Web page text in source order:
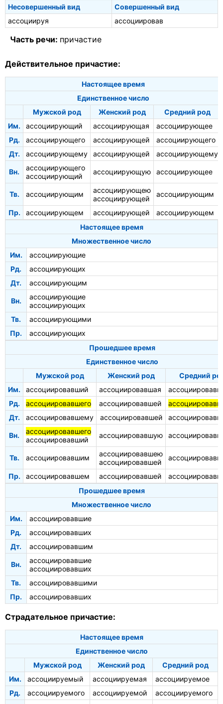
Несовершенный вид
Совершенный вид
ассоциируя
ассоциировав
Часть речи: причастие
Действительное причастие:
Настоящее время
Единственное число
Мужской род
Женский род
Средний род
Им.
ассоциирующий ассоциирующая
ассоциирующее
Рд.
ассоциирующего ассоциирующей
ассоциирующего
Дт.
ассоциирующему ассоциирующей ассоциирующему
Вн.
ассоциирующего
ассоциирующий
ассоциирующую ассоциирующее
Тв. ассоциирующим
ассоциирующею
ассоциирующей
ассоциирующим
Пр. ассоциирующем ассоциирующей
ассоциирующем
Настоящее время
Множественное число
Им.
ассоциирующие
Рд.
ассоциирующих
Дт.
ассоциирующим
Вн.
ассоциирующие
ассоциирующих
Тв.
ассоциирующими
Пр.
ассоциирующих
Прошедшее время
Единственное число
Мужской род
Женский род
Средний
Им.
ассоциировавший ассоциировавшая
Рд.
ассоциировавшего ассоциировавшей
Дт.
ассоциировавшему ассоциировавшей
Вн.
ассоциировавшего
ассоциировавший
ассоциировавшую
Тв. ассоциировавшим
ассоциировавшею
ассоциировавшей
Пр. ассоциировавшем ассоциировавшей
Прошедшее время
Множественное число
Им.
ассоциировавшие
Рд.
ассоциировавших
Дт.
ассоциировавшим
Вн.
ассоциировавшие
ассоциировавших
Тв.
ассоциировавшими
Пр.
ассоциировавших
Страдательное причастие:
Настоящее время
Единственное число
Мужской род
Женский род
Средний род
Им.
ассоциируемый ассоциируемая
ассоциируемое
Рд.
ассоциируемого ассоциируемой
ассоциируемого